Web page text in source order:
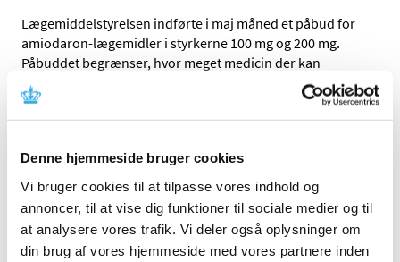
Denne hjemmeside bruger cookies
Vi bruger cookies til at tilpasse vores indhold og
annoncer, til at vise dig funktioner til sociale medier og til
at analysere vores trafik. Vi deler også oplysninger om
din brug af vores hjemmeside med vores partnere inden
Lægemiddelstyrelsen indførte i maj måned et påbud for
amiodaron-lægemidler i styrkerne 100 mg og 200 mg.
Påbuddet begrænser, hvor meget medicin der kan
udleveres ad gangen til hver patient, ligesom det
begrænser, hvor meget medicin hvert enkelt apotek kan
købe hjem.
Påbuddet er blevet indført for at sikre, at den tilgængelige
situationer, hvor alt er udsolgt, i den periode, hvor
leverancerne er ustabile.
”Vi kan se, at påbuddet har virket efter hensigten. Status